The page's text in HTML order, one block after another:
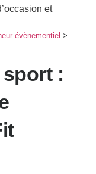
et
évènementiel >
: